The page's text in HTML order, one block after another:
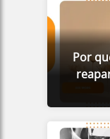
Por